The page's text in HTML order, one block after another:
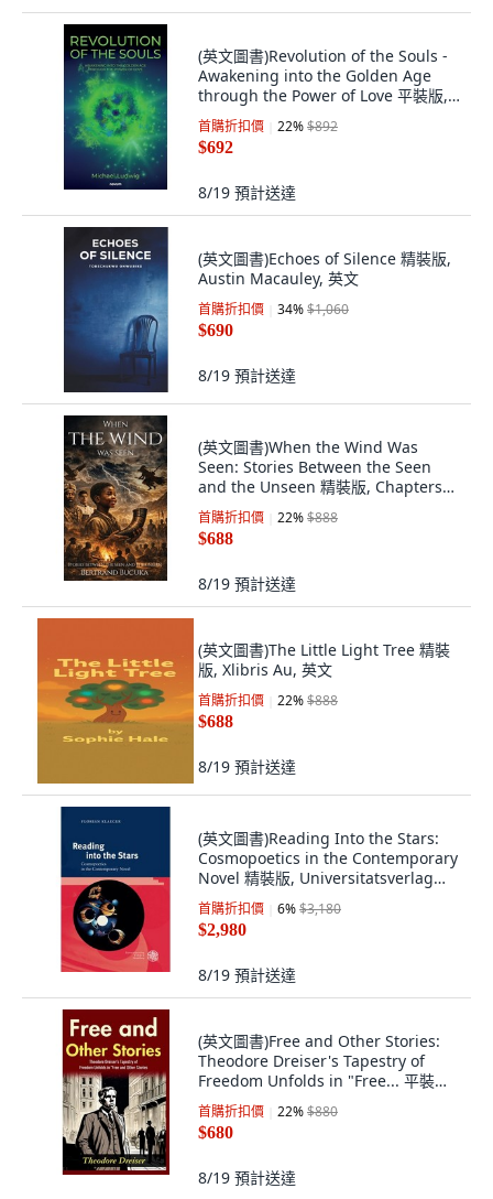
(英文圖書)Revolution of the Souls -
Awakening into the Golden Age
through the Power of Love 平裝版,
Novum Pro, 英文
首購折扣價 22%$892
$692
8/19 預計送達
(英文圖書)Echoes of Silence 精裝版,
Austin Macauley, 英文
首購折扣價 34%$1,060
$690
8/19 預計送達
(英文圖書)When the Wind Was
Seen: Stories Between the Seen
and the Unseen 精裝版, Chapters
Press Publishers, 英文
首購折扣價 22%$888
$688
8/19 預計送達
(英文圖書)The Little Light Tree 精裝
版, Xlibris Au, 英文
首購折扣價 22%$888
$688
8/19 預計送達
(英文圖書)Reading Into the Stars:
Cosmopoetics in the Contemporary
Novel 精裝版, Universitatsverlag
Winter, 英文
首購折扣價 6%$3,180
$2,980
8/19 預計送達
(英文圖書)Free and Other Stories:
Theodore Dreiser's Tapestry of
Freedom Unfolds in "Free... 平裝版,
DD Sales and Distributors, 英文
首購折扣價 22%$880
$680
8/19 預計送達